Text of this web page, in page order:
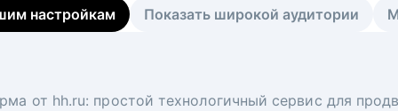
настройкам
Показать широкой аудитории
от hh.ru: простой технологичный сервис для
вакансий на главной странице hh.ru.
ключ. Решите, сколько кандидатов и когда вам